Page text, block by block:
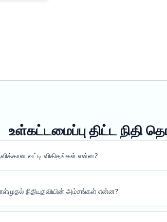
உள்கட்டமைப்பு திட்ட நிதி
வட்டி விகிதங்கள் என்ன?
நிதியுதவியின் அம்சங்கள் என்ன?